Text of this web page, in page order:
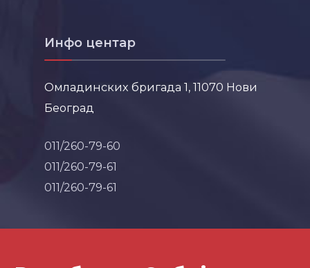
Инфо центар
Омладинских бригада 1, 11070 Нови
Београд
011/260-79-60
011/260-79-61
011/260-79-61